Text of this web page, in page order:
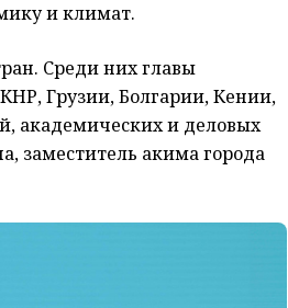
и климат.
Среди них главы
Грузии, Болгарии, Кении,
академических и деловых
заместитель акима города